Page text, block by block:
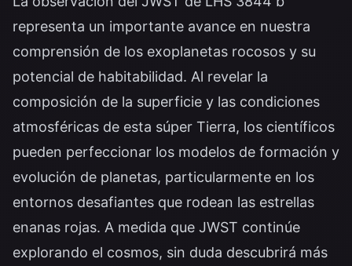
representa un importante avance en nuestra
comprensión de los exoplanetas rocosos y su
potencial de habitabilidad. Al revelar la
composición de la superficie y las condiciones
atmosféricas de esta súper Tierra, los científicos
pueden perfeccionar los modelos de formación y
evolución de planetas, particularmente en los
entornos desafiantes que rodean las estrellas
enanas rojas. A medida que JWST continúe
explorando el cosmos, sin duda descubrirá más